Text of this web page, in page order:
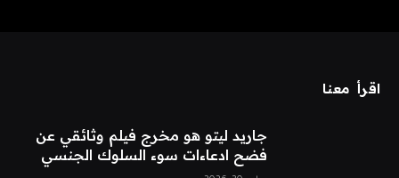
اقرأ معنا
جاريد ليتو هو مخرج فيلم وثائقي عن
فضح ادعاءات سوء السلوك الجنسي